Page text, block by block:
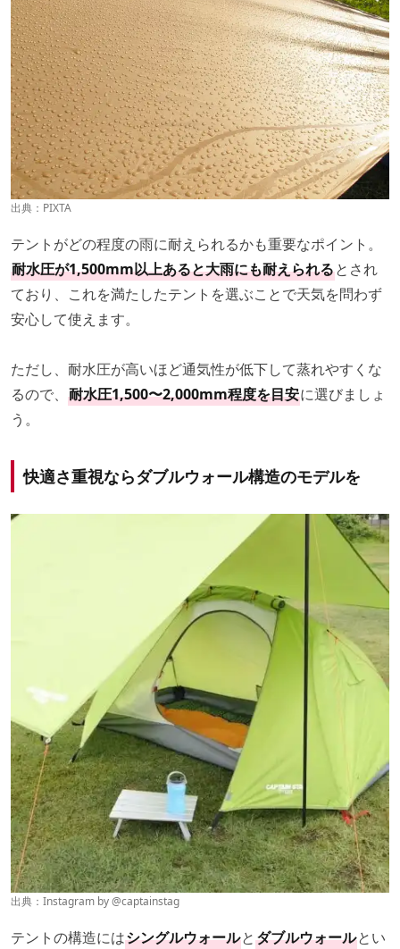
出典：PIXTA
テントがどの程度の雨に耐えられるかも重要なポイント。
耐水圧が1,500mm以上あると大雨にも耐えられるとされ
ており、これを満たしたテントを選ぶことで天気を問わず
安心して使えます。
ただし、耐水圧が高いほど通気性が低下して蒸れやすくな
るので、 耐水圧1,500〜2,000mm程度を目安に選びましょ
う。
快適さ重視ならダブルウォール構造のモデルを
出典：Instagram by@captainstag
テントの構造にはシングルウォールとダブルウォールとい